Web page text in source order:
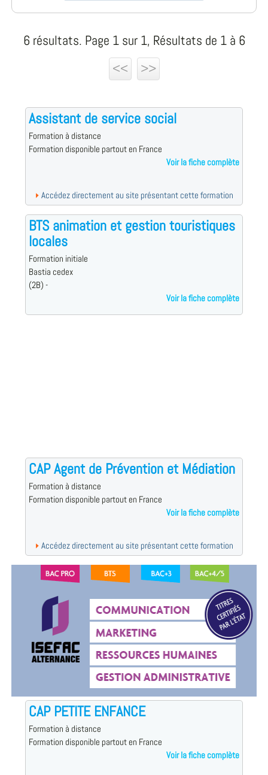
6 résultats. Page 1 sur 1, Résultats de 1 à 6
<<
>>
Assistant de service social
Formation à distance
Formation disponible partout en France
Voir la fiche complète
Accédez directement au site présentant cette formation
BTS animation et gestion touristiques
locales
Formation initiale
Bastia cedex
(2B) -
Voir la fiche complète
CAP Agent de Prévention et Médiation
Formation à distance
Formation disponible partout en France
Voir la fiche complète
Accédez directement au site présentant cette formation
CAP PETITE ENFANCE
Formation à distance
Formation disponible partout en France
Voir la fiche complète